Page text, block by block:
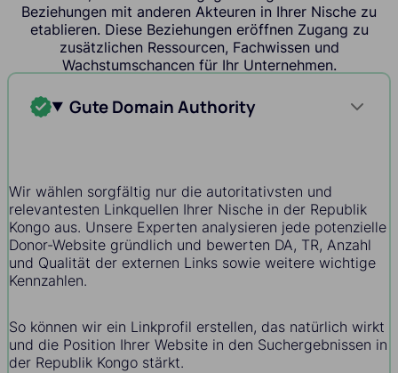
Beziehungen mit anderen Akteuren in Ihrer Nische zu
etablieren. Diese Beziehungen eröffnen Zugang zu
zusätzlichen Ressourcen, Fachwissen und
Wachstumschancen für Ihr Unternehmen.
Gute Domain Authority
Wir wählen sorgfältig nur die autoritativsten und
relevantesten Linkquellen Ihrer Nische in der Republik
Kongo aus. Unsere Experten analysieren jede potenzielle
Donor-Website gründlich und bewerten DA, TR, Anzahl
und Qualität der externen Links sowie weitere wichtige
Kennzahlen.
So können wir ein Linkprofil erstellen, das natürlich wirkt
und die Position Ihrer Website in den Suchergebnissen in
der Republik Kongo stärkt.